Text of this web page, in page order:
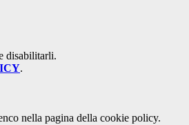
disabilitarli.
.
nella pagina della cookie policy.